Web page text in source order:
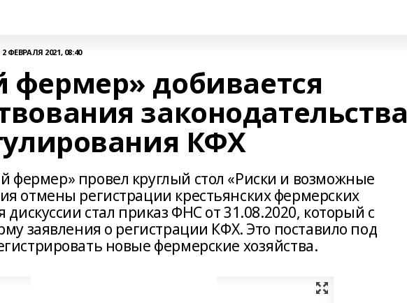
2 ФЕВРАЛЯ 2021, 08:40
добивается
законодательства
КФХ
провел круглый стол «Риски и возможные
отмены регистрации крестьянских фермерских
дискуссии стал приказ ФНС от 31.08.2020, который с
заявления о регистрации КФХ. Это поставило под
новые фермерские хозяйства.